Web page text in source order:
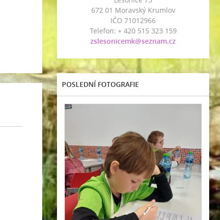
672 01 Moravský Krumlov
IČO 71012966
Telefon: + 420 515 323 159
zslesonicemk@seznam.cz
POSLEDNÍ FOTOGRAFIE